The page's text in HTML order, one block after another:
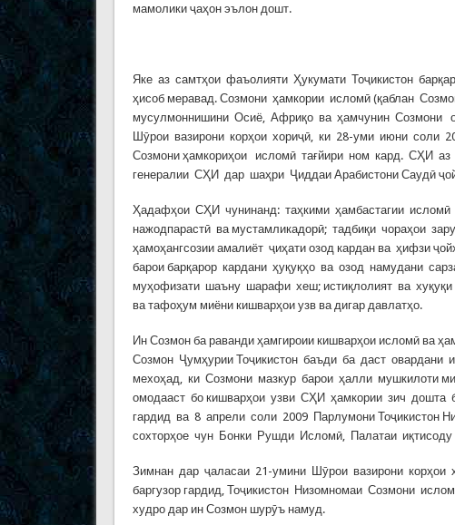
мамолики ҷаҳон эълон дошт.
Яке аз самтҳои фаъолияти Ҳукумати Тоҷикистон
ҳисоб меравад. Созмони ҳамкории исломӣ (қаблан
мусулмоннишини Осиё, Африқо ва ҳамчунин Созмони
Шӯрои вазирони корҳои хориҷӣ, ки 28-уми июни соли
Созмони ҳамкориҳои исломӣ тағйири ном кард. СҲИ
генералии СҲИ дар шаҳри Ҷиддаи Арабистони Саудӣ
Ҳадафҳои СҲИ чунинанд: таҳкими ҳамбастагии
нажодпарастӣ ва мустамликадорӣ; тадбиқи чораҳои
ҳамоҳангсозии амалиёт ҷиҳати озод кардан ва ҳифзи
барои барқарор кардани ҳуқуқҳо ва озод намудани
муҳофизати шаъну шарафи хеш; истиқлолият ва
ва тафоҳум миёни кишварҳои узв ва дигар давлатҳо.
Ин Созмон ба раванди ҳамгироии кишварҳои исломӣ ва
Созмон Ҷумҳурии Тоҷикистон баъди ба даст овардани
мехоҳад, ки Созмони мазкур барои ҳалли мушкилоти
омодааст бо кишварҳои узви СҲИ ҳамкории зич дошта
гардид ва 8 апрели соли 2009 Парлумони Тоҷикистон
сохторҳое чун Бонки Рушди Исломӣ, Палатаи
Зимнан дар ҷаласаи 21-умини Шӯрои вазирони корҳои
баргузор гардид, Тоҷикистон Низомномаи Созмони
худро дар ин Созмон шурӯъ намуд.